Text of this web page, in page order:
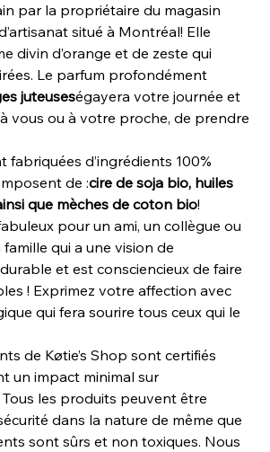
par la propriétaire du magasin
situé à Montréal! Elle
divin d’orange et de zeste qui
Le parfum profondément
juteuseségayera votre journée et
vous ou à votre proche, de prendre
fabriquées d’ingrédients 100%
de :cire de soja bio, huiles
que mèches de coton bio!
pour un ami, un collègue ou
qui a une vision de
et est consciencieux de faire
! Exprimez votre affection avec
qui fera sourire tous ceux qui le
de Køtie’s Shop sont certifiés
un impact minimal sur
Tous les produits peuvent être
dans la nature de même que
sont sûrs et non toxiques. Nous